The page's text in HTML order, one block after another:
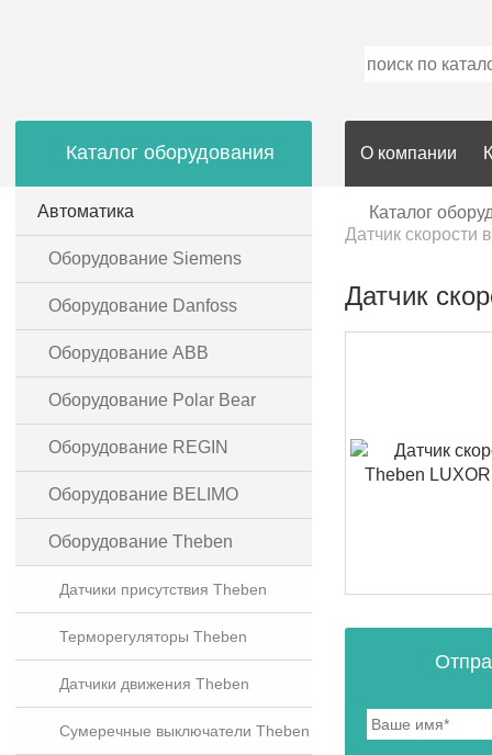
Каталог оборудования
Автоматика
Оборудование Siemens
Оборудование Danfoss
Оборудование ABB
Оборудование Polar Bear
Оборудование REGIN
Оборудование BELIMO
Оборудование Theben
Датчики присутствия Theben
Терморегуляторы Theben
Датчики движения Theben
Сумеречные выключатели Theben
О компании
Каталог
Датчик скорости
Датчик